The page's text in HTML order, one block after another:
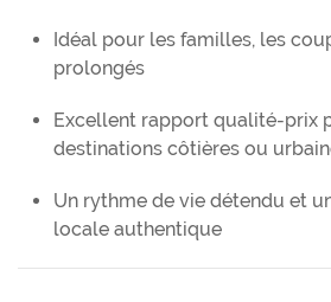
Idéal pour les familles, les
prolongés
Excellent rapport qualité-prix
destinations côtières ou
Un rythme de vie détendu et
locale authentique